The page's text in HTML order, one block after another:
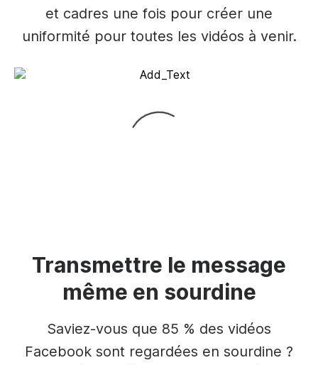
et cadres une fois pour créer une
uniformité pour toutes les vidéos à venir.
Transmettre le message
même en sourdine
Saviez-vous que 85 % des vidéos
Facebook sont regardées en sourdine ?